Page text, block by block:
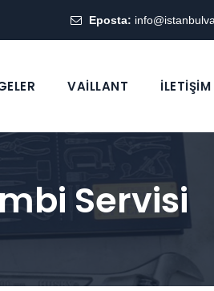
Eposta:
VAİLLANT İLETIŞIM
Servisi